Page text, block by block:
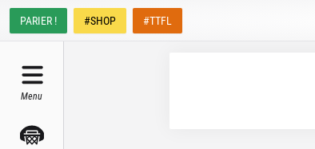
PARIER ! #SHOP #TTFL
Menu